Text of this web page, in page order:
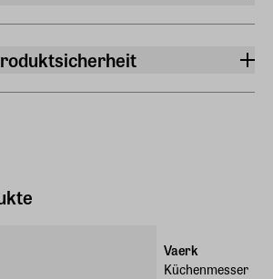
Vaerk
Küchenmesser